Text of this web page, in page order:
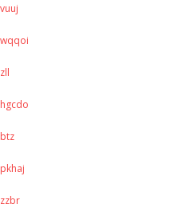
vuuj
wqqoi
zll
hgcdo
btz
pkhaj
zzbr